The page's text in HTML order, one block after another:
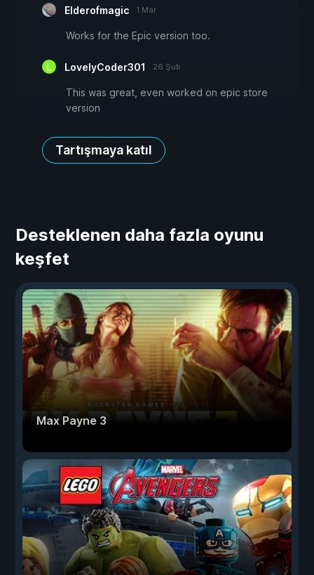
Elderofmagic 1 Mar
Works for the Epic version too.
LovelyCoder301 26 Şub
This was great, even worked on epic store
version
Tartışmaya katıl
Desteklenen daha fazla oyunu
keşfet
Max Payne 3